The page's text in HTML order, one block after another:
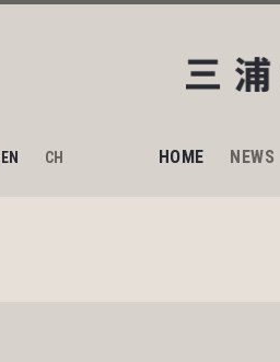
EN CH HOME NEWS